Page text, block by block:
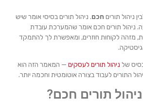
ניהול תורים חכם. ניהול תורים בסיסי אומר שיש
ניהול תורים חכם אומר שהמערכת עובדת
מזהה לקוחות חוזרים, ומאפשרת לך להתמקד
של ניהול תורים לעסקים — המאמר הזה הוא
התורים לעבוד בצורה אוטומטית וחכמה יותר.
תורים חכם?